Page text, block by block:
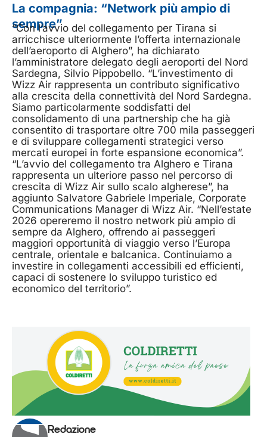
La compagnia: “Network più ampio di
sempre”
“Con l’avvio del collegamento per Tirana si
arricchisce ulteriormente l’offerta internazionale
dell’aeroporto di Alghero”, ha dichiarato
l’amministratore delegato degli aeroporti del Nord
Sardegna, Silvio Pippobello. “L’investimento di
Wizz Air rappresenta un contributo significativo
alla crescita della connettività del Nord Sardegna.
Siamo particolarmente soddisfatti del
consolidamento di una partnership che ha già
consentito di trasportare oltre 700 mila passeggeri
e di sviluppare collegamenti strategici verso
mercati europei in forte espansione economica”.
“L’avvio del collegamento tra Alghero e Tirana
rappresenta un ulteriore passo nel percorso di
crescita di Wizz Air sullo scalo algherese”, ha
aggiunto Salvatore Gabriele Imperiale, Corporate
Communications Manager di Wizz Air. “Nell’estate
2026 opereremo il nostro network più ampio di
sempre da Alghero, offrendo ai passeggeri
maggiori opportunità di viaggio verso l’Europa
centrale, orientale e balcanica. Continuiamo a
investire in collegamenti accessibili ed efficienti,
capaci di sostenere lo sviluppo turistico ed
economico del territorio”.
Redazione